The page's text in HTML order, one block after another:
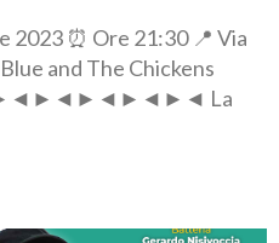
2023 ⏰ Ore 21:30 📍 Via
and The Chickens
La